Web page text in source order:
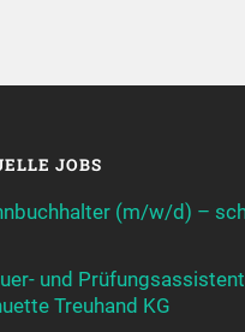
JOBS
(m/w/d) –
und
Treuhand KG